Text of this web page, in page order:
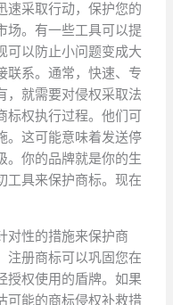
速采取行动，保护您的
场。有一些工具可以提
可以防止小问题变成大
联系。通常，快速、专
，就需要对侵权采取法
标权执行过程。他们可
。这可能意味着发送停
。你的品牌就是你的生
工具来保护商标。现在
对性的措施来保护商
注册商标可以巩固您在
授权使用的盾牌。如果
可能的商标侵权补救措